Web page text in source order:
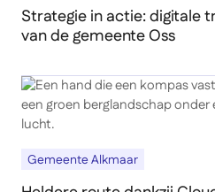
Strategie in actie: digitale
van de gemeente Oss
Gemeente Alkmaar